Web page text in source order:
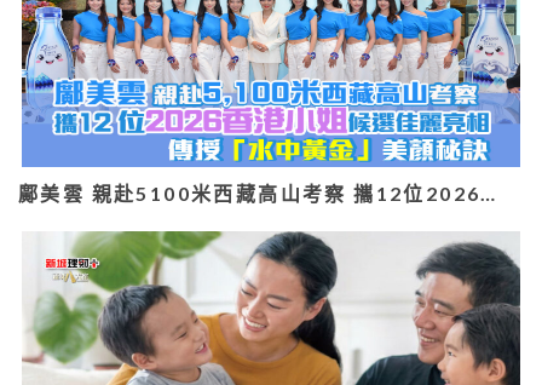
鄺美雲 親赴5100米西藏高山考察 攜12位2026…